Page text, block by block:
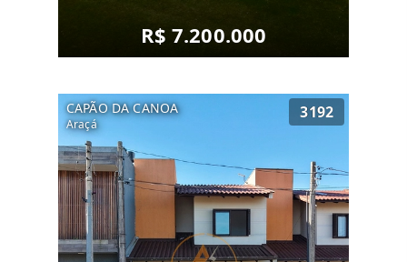
R$ 7.200.000
CAPÃO DA CANOA
Araçá
3192